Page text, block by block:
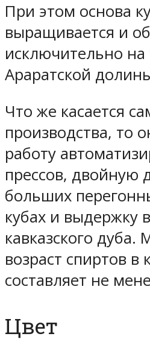
При этом основа
выращивается и
исключительно на
Араратской
Что же касается
производства, то
работу
прессов, двойную
больших
кубах и выдержку
кавказского
возраст спиртов в
составляет не
Цвет